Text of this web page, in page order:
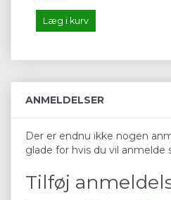
Læg i kurv
ANMELDELSER
Der er endnu ikke nogen
glade for hvis du vil anmelde
Tilføj